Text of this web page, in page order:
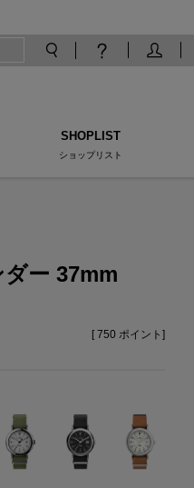
SHOPLIST
ショップリスト
ー 37mm
[ 750 ポイント]